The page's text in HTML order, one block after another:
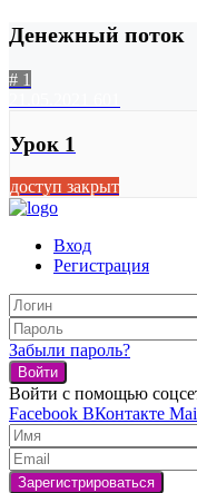
Денежный поток
# 1
Урок 1
доступ закрыт
Вход
Регистрация
Забыли пароль?
Войти
Войти с помощью
Facebook ВКонтакте